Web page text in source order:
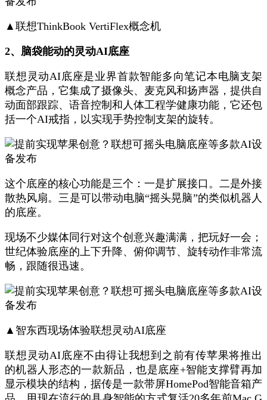
▲联想ThinkBook VertiFlex概念机
2、脑袋能动的灵动AI底座
联想灵动AI底座是业界首款智能多向笔记本电脑支架
概念产品，它集成了摄像头、麦克风和扬声器，提供自
动面部跟踪、语音控制和人体工程学健康功能，它还包
括一个AI戒指，以实现手势控制支架的旋转。
这个底座的核心功能是三个：一是扩展接口。二是外接
散热风扇。三是可以带动电脑“摇头晃脑”的类似机器人
的底座。
现场不少媒体同行对这个创意兴趣满满，把玩好一会；
世纪体验底座的上下升降、俯仰调节、旋转动作非常流
畅，跟随很迅速。
▲智东西现场体验联想灵动AI底座
联想灵动AI底座不由得让我想到之前有传苹果将推出
的机器人形态的一款新品，也是底座+智能支撑臂再加
显示模块的结构，据传是一款带屏HomePod智能音箱产